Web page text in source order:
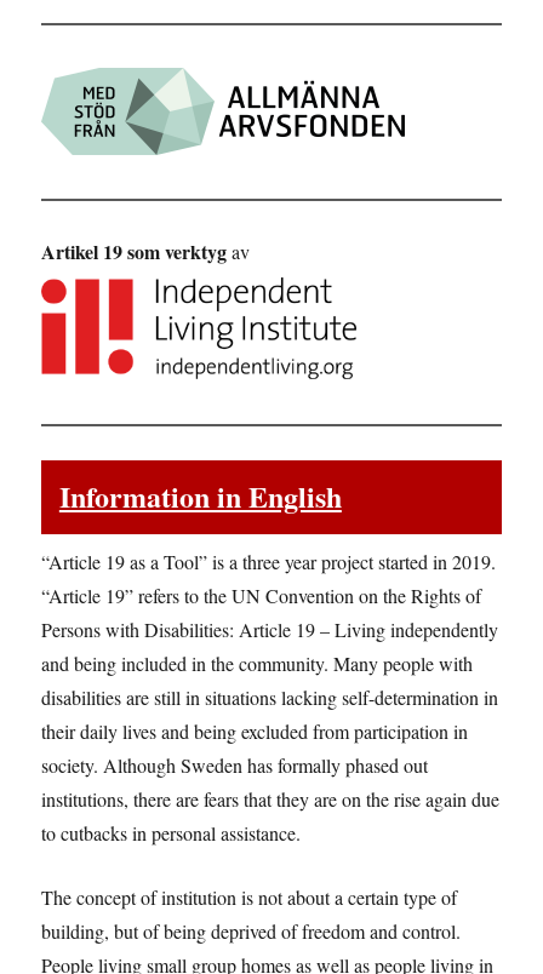
Artikel 19 som verktygav
Information in English
“Article 19 as a Tool” is a three year project started in 2019.
“Article 19” refers to the UN Convention on the Rights of
Persons with Disabilities: Article 19 – Living independently
and being included in the community. Many people with
disabilities are still in situations lacking self-determination in
their daily lives and being excluded from participation in
society. Although Sweden has formally phased out
institutions, there are fears that they are on the rise again due
to cutbacks in personal assistance.
The concept of institution is not about a certain type of
building, but of being deprived of freedom and control.
People living small group homes as well as people living in